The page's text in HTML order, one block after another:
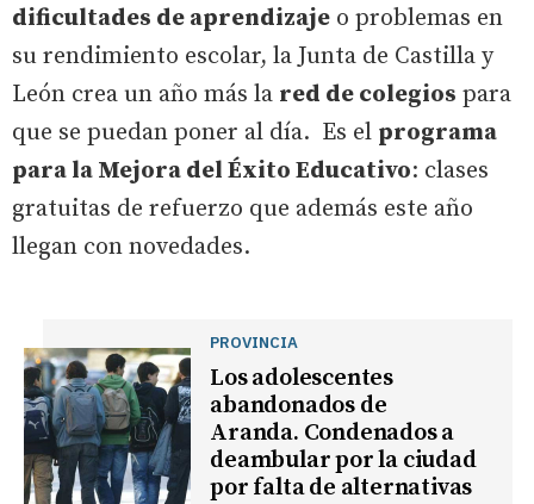
dificultades de aprendizaje o problemas en
su rendimiento escolar, la Junta de Castilla y
León crea un año más la red de colegios para
que se puedan poner al día. Es el programa
para la Mejora del Éxito Educativo: clases
gratuitas de refuerzo que además este año
llegan con novedades.
PROVINCIA
Los adolescentes
abandonados de
Aranda. Condenados a
deambular por la ciudad
por falta de alternativas